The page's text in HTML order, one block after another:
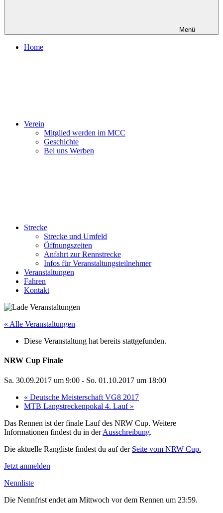
Menü
Home
Verein
Mitglied werden im MCC
Geschichte
Bei uns Werben
Strecke
Strecke und Umfeld
Öffnungszeiten
Anfahrt zur Rennstrecke
Infos für Veranstaltungsteilnehmer
Veranstaltungen
Fahren
Kontakt
« Alle Veranstaltungen
Diese Veranstaltung hat bereits stattgefunden.
NRW Cup Finale
Sa. 30.09.2017 um 9:00 - So. 01.10.2017 um 18:00
« Deutsche Meisterschaft VG8 2017
MTB Langstreckenpokal 4. Lauf »
Das Rennen ist der finale Lauf des NRW Cup. Weitere
Informationen findest du in derAusschreibung.
Die aktuelle Rangliste findest du auf der Seite vom NRW Cup.
Jetzt anmelden
Nennliste
Die Nennfrist endet am Mittwoch vor dem Rennen um 23:59.